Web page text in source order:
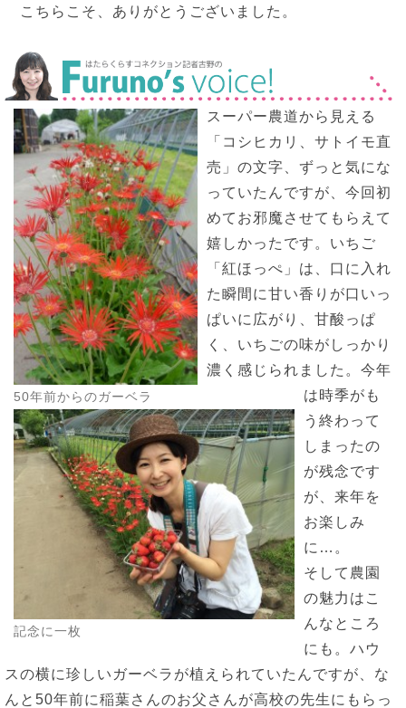
こちらこそ、ありがとうございました。
50年前からのガーベラ
記念に一枚
スーパー農道から見える
「コシヒカリ、サトイモ直
売」の文字、ずっと気にな
っていたんですが、今回初
めてお邪魔させてもらえて
嬉しかったです。いちご
「紅ほっぺ」は、口に入れ
た瞬間に甘い香りが口いっ
ぱいに広がり、甘酸っぱ
く、いちごの味がしっかり
濃く感じられました。今年
は時季がも
う終わって
しまったの
が残念です
が、来年を
お楽しみ
に…。
そして農園
の魅力はこ
んなところ
にも。ハウ
スの横に珍しいガーベラが植えられていたんですが、な
んと50年前に稲葉さんのお父さんが高校の先生にもらっ